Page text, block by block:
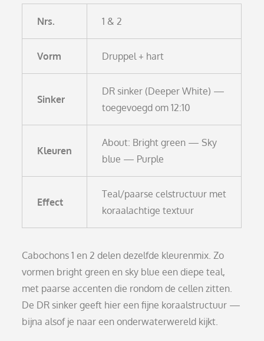
Nrs. 1 & 2
Vorm Druppel + hart
Sinker
DR sinker (Deeper White) —
toegevoegd om 12:10
Kleuren
About: Bright green — Sky
blue — Purple
Effect
Teal/paarse celstructuur met
koraalachtige textuur
Cabochons 1 en 2 delen dezelfde kleurenmix. Zo
vormen bright green en sky blue een diepe teal,
met paarse accenten die rondom de cellen zitten.
De DR sinker geeft hier een fijne koraalstructuur —
bijna alsof je naar een onderwaterwereld kijkt.